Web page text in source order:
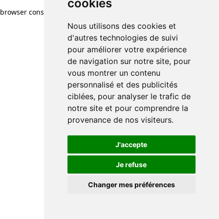
cookies
Nous utilisons des cookies et
d'autres technologies de suivi
pour améliorer votre expérience
de navigation sur notre site, pour
vous montrer un contenu
personnalisé et des publicités
ciblées, pour analyser le trafic de
notre site et pour comprendre la
provenance de nos visiteurs.
J'accepte
Je refuse
Changer mes préférences
browser console for more information)